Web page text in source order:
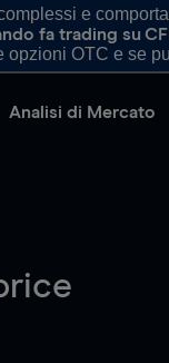
e
fa trading su
opzioni OTC e se
Analisi di Mercato